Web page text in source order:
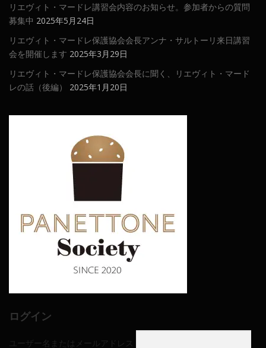
リエヴィト・マードレ講習会内容のお知らせ。参加者からの質問
募集中 2025年5月24日
リエヴィト・マードレ保護協会会長アンナ・サルトーリ来日講習
会を開催します 2025年3月29日
リエヴィト・マードレ保護協会会長に聞く、リエヴィト・マード
レの話（後編）
2025年1月20日
ログイン
ユーザー名またはメールアドレス